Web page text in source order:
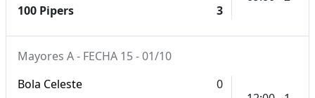
100 Pipers
3
Mayores A - FECHA 15 - 01/10
Bola Celeste
0